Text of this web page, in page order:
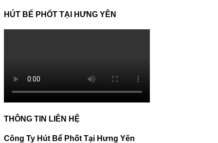
HÚT BỂ PHỐT TẠI HƯNG YÊN
THÔNG TIN LIÊN HỆ
Công Ty Hút Bể Phốt Tại Hưng Yên